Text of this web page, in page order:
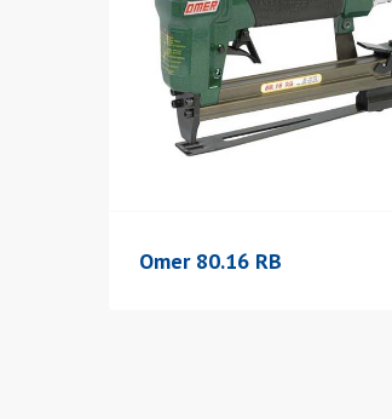
Omer 80.16 RB